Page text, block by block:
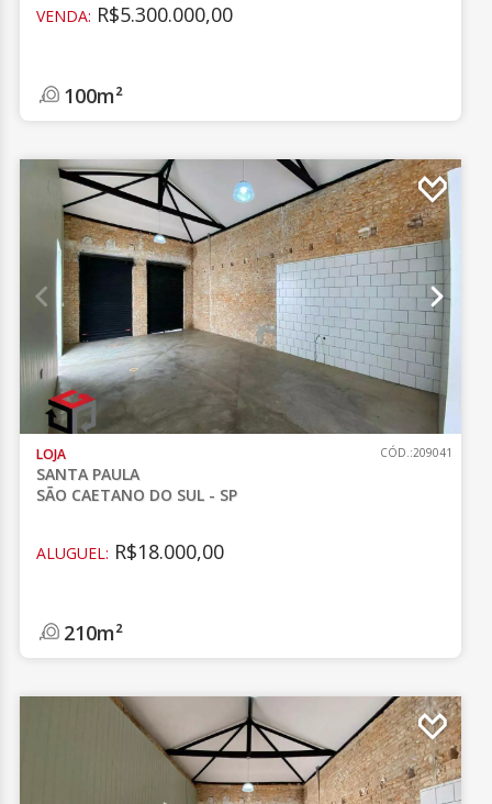
VENDA: R$5.300.000,00
100m²
LOJA
SANTA PAULA
SÃO CAETANO DO SUL - SP
CÓD.:209041
ALUGUEL: R$18.000,00
210m²